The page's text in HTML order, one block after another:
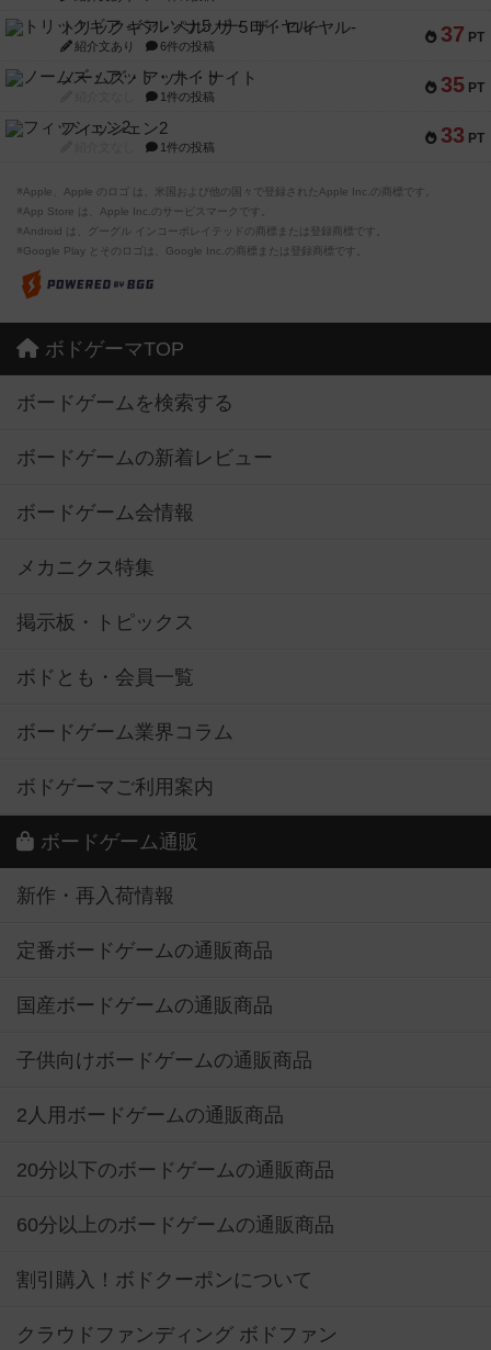
37 PT
トリックギア - ペルソナ5 ザ・ロイヤル-
紹介文あり 6件の投稿
35 PT
ノームズ・アット・ナイト
1件の投稿
33 PT
フィッシェン2
1件の投稿
※Apple、Apple のロゴ は、米国および他の国々で登録されたApple Inc.の商標です。
※App Store は、Apple Inc.のサービスマークです。
※Android は、グーグル インコーポレイテッドの商標または登録商標です。
※Google Play とそのロゴは、Google Inc.の商標または登録商標です。
ボドゲーマTOP
ボードゲームを検索する
ボードゲームの新着レビュー
ボードゲーム会情報
メカニクス特集
掲示板・トピックス
ボドとも・会員一覧
ボードゲーム業界コラム
ボドゲーマご利用案内
ボードゲーム通販
新作・再入荷情報
定番ボードゲームの通販商品
国産ボードゲームの通販商品
子供向けボードゲームの通販商品
2人用ボードゲームの通販商品
20分以下のボードゲームの通販商品
60分以上のボードゲームの通販商品
割引購入！ボドクーポンについて
クラウドファンディング ボドファン